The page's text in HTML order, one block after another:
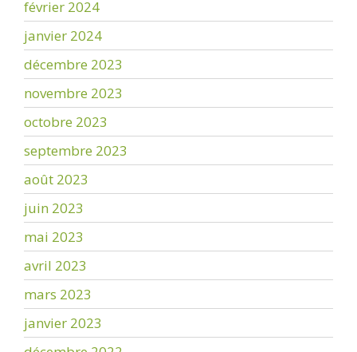
février 2024
janvier 2024
décembre 2023
novembre 2023
octobre 2023
septembre 2023
août 2023
juin 2023
mai 2023
avril 2023
mars 2023
janvier 2023